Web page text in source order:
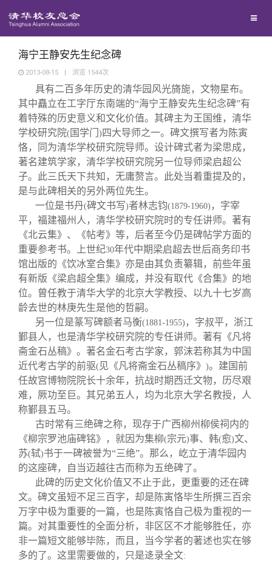
西南联大校友会
义工计划
新媒体平台
青春风采
校友文苑
校友讲坛
校友视界
校友服务
终身学习
信息化服务
三创大赛
实用信息
校友总会
总会简介
会长致辞
总会章程
理事会名单
制度法规
联系我们
关闭
海宁王静安先生纪念碑
2013-08-15 | 浏览 1544次
具有二百多年历史的清华园风光旖旎，文物星布。
其中矗立在工字厅东南端的“海宁王静安先生纪念碑”有
着特殊的历史意义和文化价值。其碑主为王国维，清华
学校研究院( 国学门 ) 四大导师之一。碑文撰写者为陈寅
恪，同为清华学校研究院导师。设计碑式者为梁思成，
著名建筑学家，清华学校研究院另一位导师梁启超公
子。此三氏天下共知，无庸赘言。此处当着重提及的，
是与此碑相关的另外两位先生。
一位是书丹(碑文书写)者林志钧(1879-1960) ，字宰
平，福建福州人，清华学校研究院时的专任讲师。著有
《北云集》、《帖考》等，后者至今仍是碑帖学方面的
重要参考书。上世纪30年代中期梁启超去世后商务印书
馆出版的《饮冰室合集》亦是由其负责纂辑，前些年虽
有新版《梁启超全集》编成，并没有取代《合集》的地
位。曾任教于清华大学的北京大学教授、以九十七岁高
龄去世的林庚先生是他的哲嗣。
另一位是篆写碑额者马衡(1881-1955) ，字叔平，浙江
鄞县人，也是清华学校研究院的专任讲师。著有《凡将
斋金石丛稿》。著名金石考古学家，郭沫若称其为中国
近代考古学的前驱( 见《凡将斋金石丛稿序》 )。建国前
任故宫博物院院长十余年，抗战时期西迁文物，历尽艰
难，厥功至巨。其兄弟五人，均为北京大学名教授，人
称鄞县五马。
古时常有三绝碑之称，现存于广西柳州柳侯祠内的
《柳宗罗池庙碑铭》，就因为集柳(宗元)事、韩(愈)文、
苏(轼)书于一碑被誉为“三绝”。那么，屹立于清华园内
的这座碑，自当迈越往古而称为五绝碑了。
此碑的历史文化价值又不止于此，更重要的还在碑
文。碑文虽短不足三百字，却是陈寅恪毕生所撰三百余
万字中极为重要的一篇，也是陈寅恪自己极为重视的一
篇。对其重要性的全面分析，非区区不才能够胜任，亦
非一篇短文能够毕陈，而且，当今学者的著述也实在够
多的了。这里需要做的，只是迻录全文: